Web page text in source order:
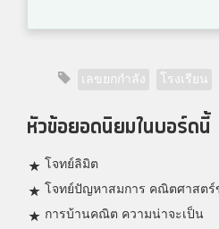
เลขยกกำลัง โรงเรียน
หัวข้อยอดนิยมในบอร์ดนี้
โจทย์ลิมิต
โจทย์ปัญหาสมการ คณิตศาสตร์
การบ้านคณิต ความน่าจะเป็น